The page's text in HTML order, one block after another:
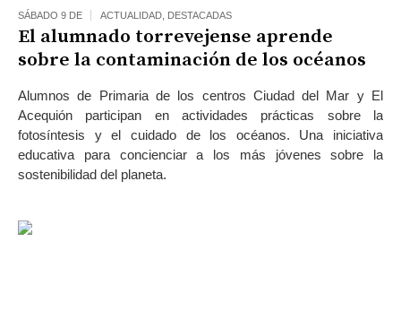
SÁBADO 9 DE ACTUALIDAD DESTACADAS
El alumnado torrevejense aprende
sobre la contaminación de los océanos
Alumnos de Primaria de los centros Ciudad del Mar y El
Acequión participan en actividades prácticas sobre la
fotosíntesis y el cuidado de los océanos. Una iniciativa
educativa para concienciar a los más jóvenes sobre la
sostenibilidad del planeta.